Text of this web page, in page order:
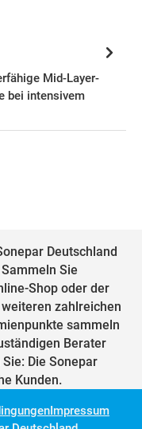
Mid-Layer-
bei intensivem
Deutschland
Sie
Shop oder der
zahlreichen
sammeln
Berater
Die Sonepar
Kunden.
Impressum